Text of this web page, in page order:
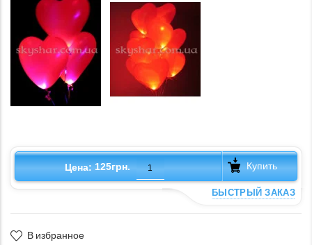
Цена: 125грн. Купить
БЫСТРЫЙ ЗАКАЗ
В избранное